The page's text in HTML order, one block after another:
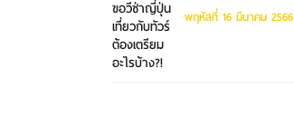
พฤหัสที่ 16 มีนาคม 2566